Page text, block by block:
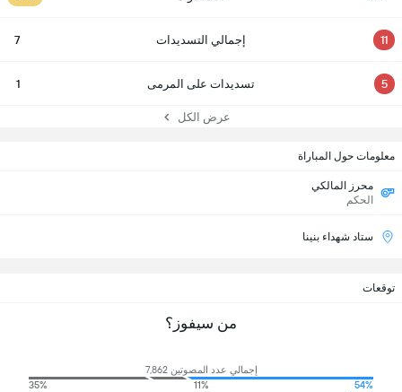
11 إجمالي التسديدات 7
5 تسديدات على المرمى 1
عرض الكل
معلومات حول المباراة
محرز المالكي
الحكم
ستاد شهداء بنينا
توقعات
من سيفوز؟
إجمالي عدد المصوتين 7,862
54%
11%
35%